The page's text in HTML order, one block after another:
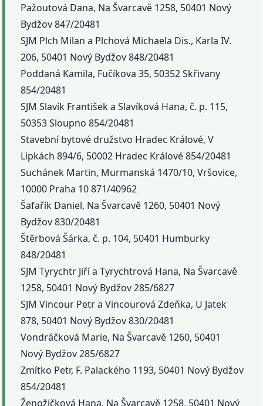
Pažoutová Dana, Na Švarcavě 1258, 50401 Nový
Bydžov 847/20481
SJM Plch Milan a Plchová Michaela Dis., Karla IV.
206, 50401 Nový Bydžov 848/20481
Poddaná Kamila, Fučíkova 35, 50352 Skřivany
854/20481
SJM Slavík František a Slavíková Hana, č. p. 115,
50353 Sloupno 854/20481
Stavební bytové družstvo Hradec Králové, V
Lipkách 894/6, 50002 Hradec Králové 854/20481
Suchánek Martin, Murmanská 1470/10, Vršovice,
10000 Praha 10 871/40962
Šafařík Daniel, Na Švarcavě 1260, 50401 Nový
Bydžov 830/20481
Štěrbová Šárka, č. p. 104, 50401 Humburky
848/20481
SJM Tyrychtr Jiří a Tyrychtrová Hana, Na Švarcavě
1258, 50401 Nový Bydžov 285/6827
SJM Vincour Petr a Vincourová Zdeňka, U Jatek
878, 50401 Nový Bydžov 830/20481
Vondráčková Marie, Na Švarcavě 1260, 50401
Nový Bydžov 285/6827
Zmítko Petr, F. Palackého 1193, 50401 Nový Bydžov
854/20481
Ženožičková Hana, Na Švarcavě 1258, 50401 Nový